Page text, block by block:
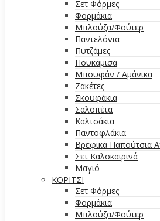
Σετ Φόρμες
Φορμάκια
Μπλούζα/Φούτερ
Παντελόνια
Πυτζάμες
Πουκάμισα
Μπουφάν / Αμάνικα
Ζακέτες
Σκουφάκια
Σαλοπέτα
Καλτσάκια
Παντοφλάκια
Βρεφικά Παπούτσια
Σετ Καλοκαιρινά
Μαγιό
ΚΟΡΙΤΣΙ
Σετ Φόρμες
Φορμάκια
Μπλούζα/Φούτερ